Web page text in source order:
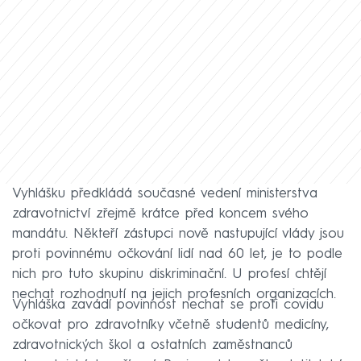
Vyhlášku předkládá současné vedení ministerstva
zdravotnictví zřejmě krátce před koncem svého
mandátu. Někteří zástupci nově nastupující vlády jsou
proti povinnému očkování lidí nad 60 let, je to podle
nich pro tuto skupinu diskriminační. U profesí chtějí
nechat rozhodnutí na jejich profesních organizacích.
Vyhláška zavádí povinnost nechat se proti covidu
očkovat pro zdravotníky včetně studentů medicíny,
zdravotnických škol a ostatních zaměstnanců